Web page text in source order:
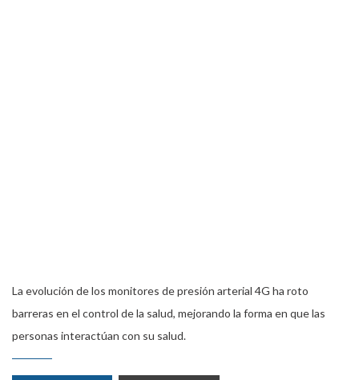
La evolución de los monitores de presión arterial 4G ha roto
barreras en el control de la salud, mejorando la forma en que las
personas interactúan con su salud.